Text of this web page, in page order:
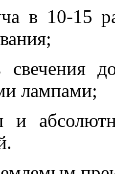
в 10-15
свечения
лампами;
и